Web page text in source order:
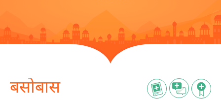
बसोबास